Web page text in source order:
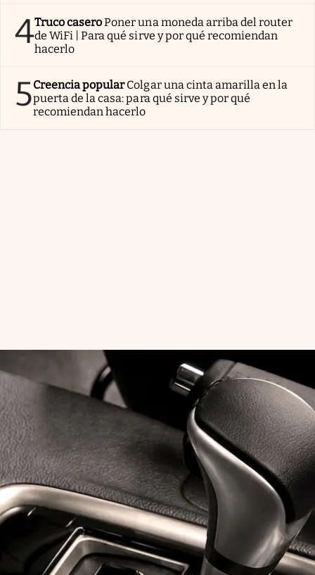
4Truco caseroPoner una moneda arriba del router
de WiFi | Para qué sirve y por qué recomiendan
hacerlo
5Creencia popularColgar una cinta amarilla en la
puerta de la casa: para qué sirve y por qué
recomiendan hacerlo